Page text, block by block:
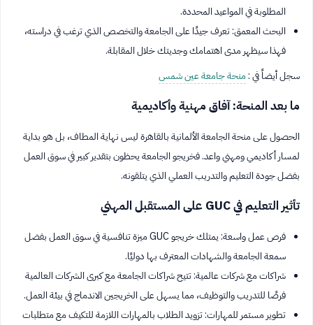
المطلوبة في المواعيد المحددة.
البحث المعمق: تعرف جيدًا على الجامعة والتخصص الذي ترغب في دراسته،
فهذا سيظهر مدى اهتمامك وجديتك خلال المقابلة.
سجل أيضاً في :منحة جامعة عين شمس
ما بعد المنحة: آفاق مهنية وأكاديمية
الحصول على منحة الجامعة الألمانية بالقاهرة ليس نهاية المطاف، بل هو بداية
لمسار أكاديمي ومهني واعد. فخريجو الجامعة يحظون بتقدير كبير في سوق العمل
بفضل جودة التعليم والتدريب العملي الذي يتلقونه.
تأثير التعليم في GUC على المستقبل المهني
فرص عمل واسعة: يمتلك خريجو GUC ميزة تنافسية في سوق العمل بفضل
سمعة الجامعة والشهادات المعترف بها دوليًا.
شراكات مع شركات عالمية: تتيح شراكات الجامعة مع كبرى الشركات العالمية
فرصًا للتدريب والتوظيف، مما يسهل على الخريجين الاندماج في بيئة العمل.
تطوير مستمر للمهارات: تزويد الطلاب بالمهارات اللازمة للتكيف مع متطلبات